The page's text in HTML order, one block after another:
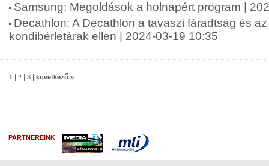
Samsung: Megoldások a holnapért program |
Decathlon: A Decathlon a tavaszi fáradtság és
kondibérletárak ellen | 2024-03-19 10:35
1 2 3 következő »
PARTNEREINK